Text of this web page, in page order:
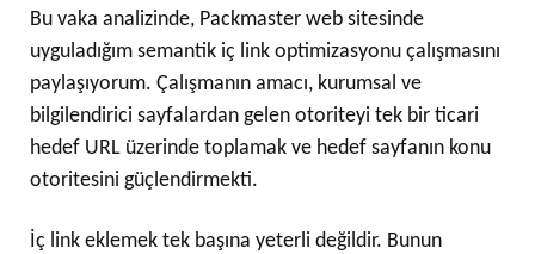
Bu vaka analizinde, Packmaster web sitesinde
uyguladığım semantik iç link optimizasyonu çalışmasını
paylaşıyorum. Çalışmanın amacı, kurumsal ve
bilgilendirici sayfalardan gelen otoriteyi tek bir ticari
hedef URL üzerinde toplamak ve hedef sayfanın konu
otoritesini güçlendirmekti.
İç link eklemek tek başına yeterli değildir. Bunun